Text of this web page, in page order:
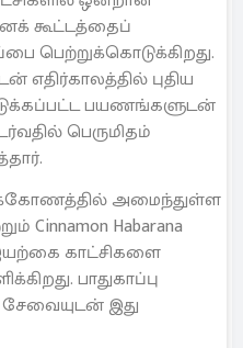
கூட்டத்தைப்
பெற்றுக்கொடுக்கிறது.
எதிர்காலத்தில் புதிய
பயணங்களுடன்
பெருமிதம்
அமைந்துள்ள
Cinnamon Habarana
இயற்கை காட்சிகளை
பாதுகாப்பு
இது